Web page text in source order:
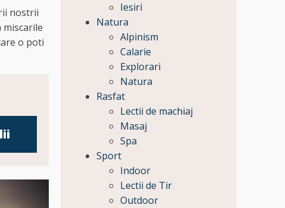
nostrii
miscarile
o poti
Iesiri
Natura
Alpinism
Calarie
Explorari
Natura
Rasfat
Lectii de machiaj
Masaj
Spa
Sport
Indoor
Lectii de Tir
Outdoor